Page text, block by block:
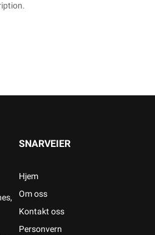
SNARVEIER
Hjem
Om oss
Kontakt oss
Personvern